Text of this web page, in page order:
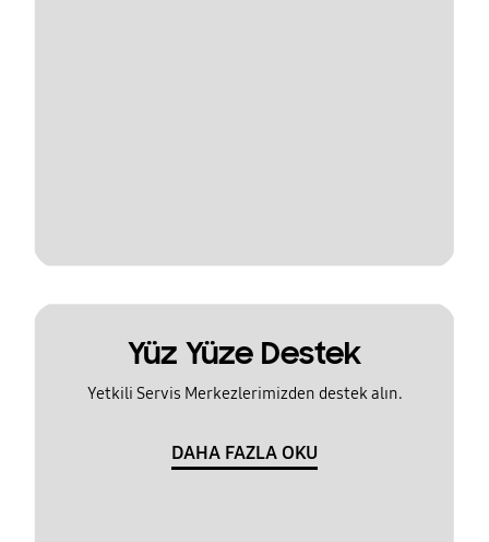
Yüz Yüze Destek
Yetkili Servis Merkezlerimizden destek alın.
DAHA FAZLA OKU